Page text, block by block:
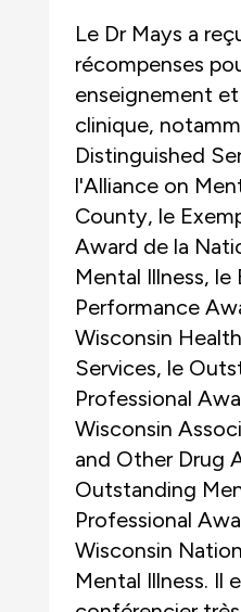
Le Dr Mays a
récompenses
enseignement
clinique,
Distinguished
l'Alliance on
County, le
Award de la
Mental Illness, le
Performance
Wisconsin
Services, le
Professional
Wisconsin
and Other Drug
Outstanding
Professional
Wisconsin
Mental Illness. Il